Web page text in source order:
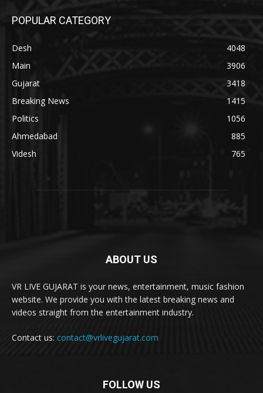
POPULAR CATEGORY
Desh
4048
Main
3906
Gujarat
3418
Breaking News
1415
Politics
1056
Ahmedabad
885
Videsh
765
ABOUT US
VR LIVE GUJARAT is your news, entertainment, music fashion
website. We provide you with the latest breaking news and
videos straight from the entertainment industry.
Contact us: contact@vrlivegujarat.com
FOLLOW US